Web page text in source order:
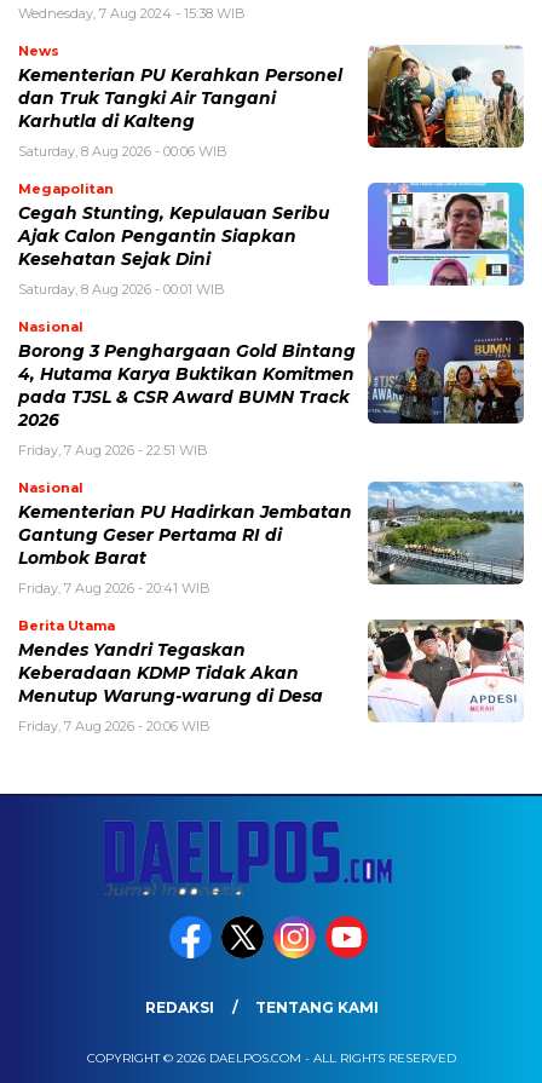
Wednesday, 7 Aug 2024 - 15:38 WIB
News
Kementerian PU Kerahkan Personel
dan Truk Tangki Air Tangani
Karhutla di Kalteng
Saturday, 8 Aug 2026 - 00:06 WIB
Megapolitan
Cegah Stunting, Kepulauan Seribu
Ajak Calon Pengantin Siapkan
Kesehatan Sejak Dini
Saturday, 8 Aug 2026 - 00:01 WIB
Nasional
Borong 3 Penghargaan Gold Bintang
4, Hutama Karya Buktikan Komitmen
pada TJSL & CSR Award BUMN Track
2026
Friday, 7 Aug 2026 - 22:51 WIB
Nasional
Kementerian PU Hadirkan Jembatan
Gantung Geser Pertama RI di
Lombok Barat
Friday, 7 Aug 2026 - 20:41 WIB
Berita Utama
Mendes Yandri Tegaskan
Keberadaan KDMP Tidak Akan
Menutup Warung-warung di Desa
Friday, 7 Aug 2026 - 20:06 WIB
REDAKSI TENTANG KAMI
COPYRIGHT © 2026 DAELPOS.COM - ALL RIGHTS RESERVED